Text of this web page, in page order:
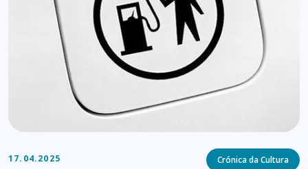
17.04.2025 Categories
Crónica da Cultura